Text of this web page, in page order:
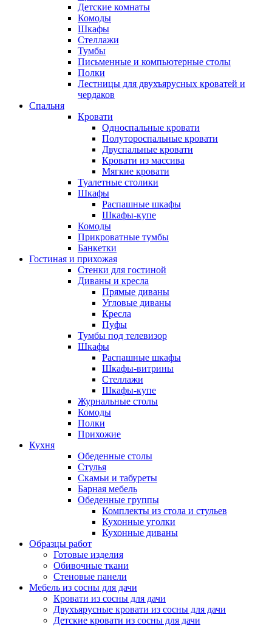
Детские комнаты
Комоды
Шкафы
Стеллажи
Тумбы
Письменные и компьютерные столы
Полки
Лестницы для двухъярусных кроватей и
чердаков
Спальня
Кровати
Односпальные кровати
Полутороспальные кровати
Двуспальные кровати
Кровати из массива
Мягкие кровати
Туалетные столики
Шкафы
Распашные шкафы
Шкафы-купе
Комоды
Прикроватные тумбы
Банкетки
Гостиная и прихожая
Стенки для гостиной
Диваны и кресла
Прямые диваны
Угловые диваны
Кресла
Пуфы
Тумбы под телевизор
Шкафы
Распашные шкафы
Шкафы-витрины
Стеллажи
Шкафы-купе
Журнальные столы
Комоды
Полки
Прихожие
Кухня
Обеденные столы
Стулья
Скамьи и табуреты
Барная мебель
Обеденные группы
Комплекты из стола и стульев
Кухонные уголки
Кухонные диваны
Образцы работ
Готовые изделия
Обивочные ткани
Стеновые панели
Мебель из сосны для дачи
Кровати из сосны для дачи
Двухъярусные кровати из сосны для дачи
Детские кровати из сосны для дачи